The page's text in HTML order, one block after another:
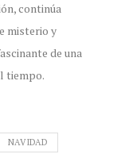
continúa
misterio y
de una
tiempo.
NAVIDAD